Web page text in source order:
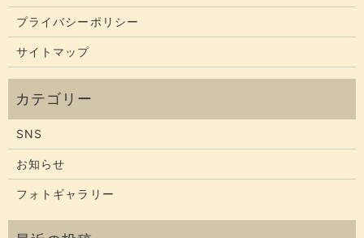
プライバシーポリシー
サイトマップ
SNS
お知らせ
フォトギャラリー